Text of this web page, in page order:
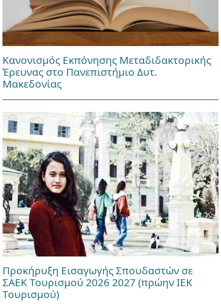
Κανονισμός Εκπόνησης Μεταδιδακτορικής
Έρευνας στο Πανεπιστήμιο Δυτ.
Μακεδονίας
Προκήρυξη Εισαγωγής Σπουδαστών σε
ΣΑΕΚ Τουρισμού 2026 2027 (πρώην ΙΕΚ
Τουρισμού)